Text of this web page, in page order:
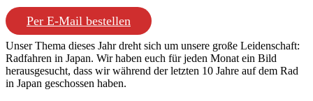
Per E-Mail bestellen
Unser Thema dieses Jahr dreht sich um unsere große Leidenschaft:
Radfahren in Japan. Wir haben euch für jeden Monat ein Bild
herausgesucht, dass wir während der letzten 10 Jahre auf dem Rad
in Japan geschossen haben.